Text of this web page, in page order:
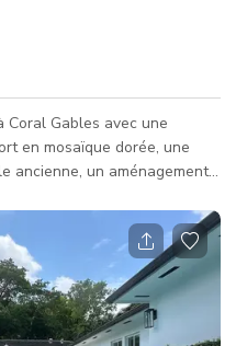
Coral Gables avec une
en mosaïque dorée, une
ancienne, un aménagement
les séances photo, les
les
Toile de fond
un fort impact visuel. Très